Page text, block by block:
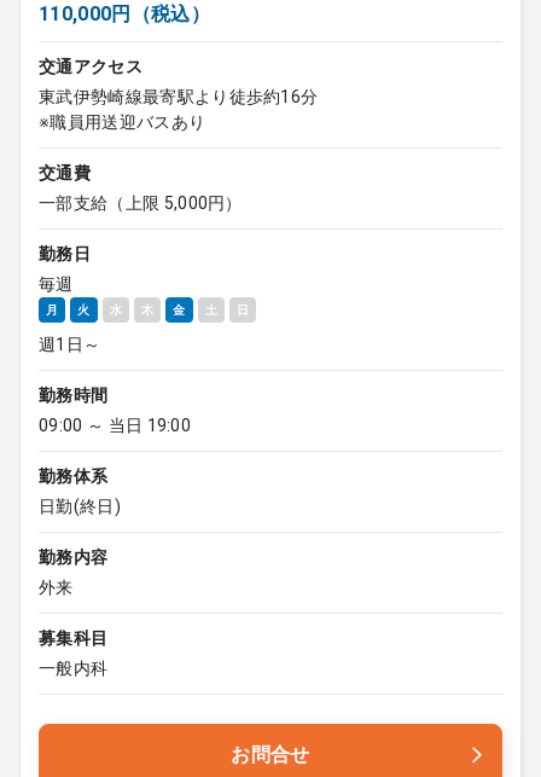
110,000円（税込）
交通アクセス
東武伊勢崎線最寄駅より徒歩約16分
※職員用送迎バスあり
交通費
一部支給（上限 5,000円）
勤務日
毎週
月 火 水 木 金 土 日
週1日～
勤務時間
09:00 ～ 当日 19:00
勤務体系
日勤(終日)
勤務内容
外来
募集科目
一般内科
お問合せ